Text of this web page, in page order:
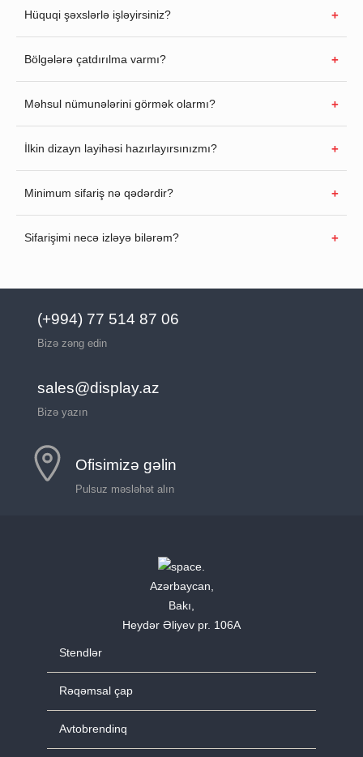
Hüquqi şəxslərlə işləyirsiniz?
Bölgələrə çatdırılma varmı?
Məhsul nümunələrini görmək olarmı?
İlkin dizayn layihəsi hazırlayırsınızmı?
Minimum sifariş nə qədərdir?
Sifarişimi necə izləyə bilərəm?
(+994) 77 514 87 06
Bizə zəng edin
sales@display.az
Bizə yazın
Ofisimizə gəlin
Pulsuz məsləhət alın
Azərbaycan,
Bakı,
Heydər Əliyev pr. 106A
Stendlər
Rəqəmsal çap
Avtobrendinq